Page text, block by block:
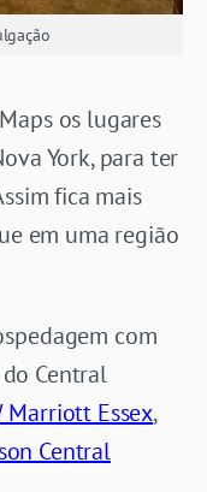
os lugares
York, para ter
fica mais
em uma região
com
Central
Marriott Essex,
Central